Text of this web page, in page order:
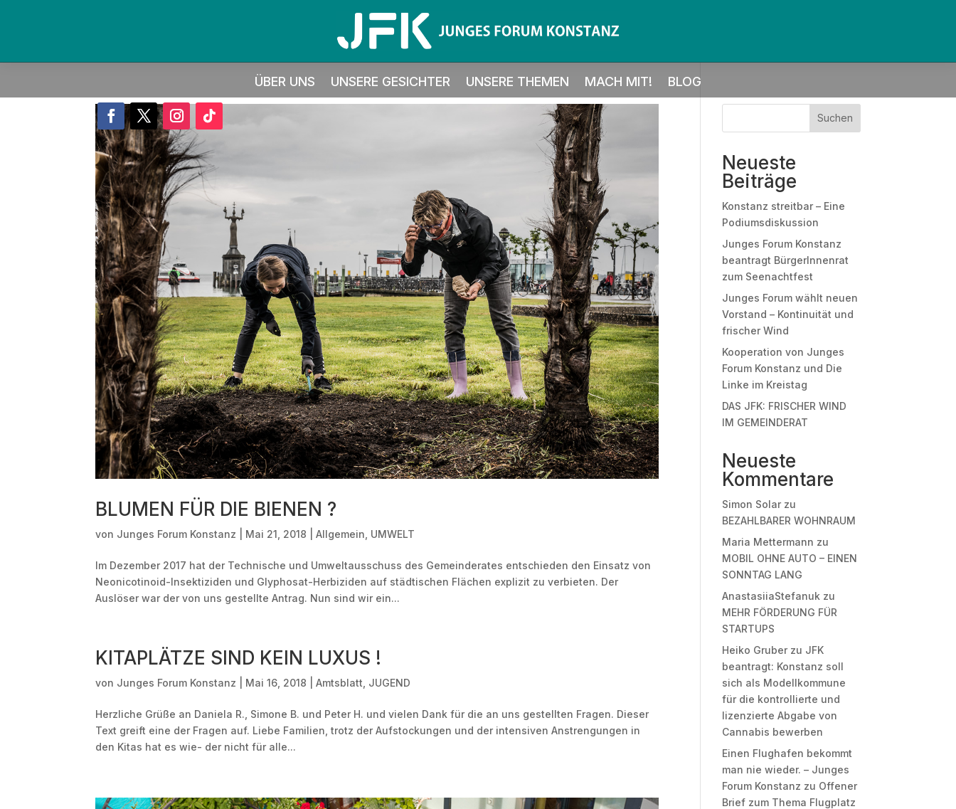
ÜBER UNS UNSERE GESICHTER UNSERE THEMEN MACH MIT! BLOG
BLUMEN FÜR DIE BIENEN ?
von Junges Forum Konstanz Mai 21, 2018 |Allgemein, UMWELT
Im Dezember 2017 hat der Technische und Umweltausschuss des Gemeinderates entschieden den Einsatz von
Neonicotinoid-Insektiziden und Glyphosat-Herbiziden auf städtischen Flächen explizit zu verbieten. Der
Auslöser war der von uns gestellte Antrag. Nun sind wir ein...
KITAPLÄTZE SIND KEIN LUXUS !
von Junges Forum Konstanz Mai 16, 2018 |Amtsblatt, JUGEND
Herzliche Grüße an Daniela R., Simone B. und Peter H. und vielen Dank für die an uns gestellten Fragen. Dieser
Text greift eine der Fragen auf. Liebe Familien, trotz der Aufstockungen und der intensiven Anstrengungen in
den Kitas hat es wie- der nicht für alle...
Suchen
Neueste
Beiträge
Konstanz streitbar – Eine
Podiumsdiskussion
Junges Forum Konstanz
beantragt BürgerInnenrat
zum Seenachtfest
Junges Forum wählt neuen
Vorstand – Kontinuität und
frischer Wind
Kooperation von Junges
Forum Konstanz und Die
Linke im Kreistag
DAS JFK: FRISCHER WIND
IM GEMEINDERAT
Neueste
Kommentare
Simon Solar zu
BEZAHLBARER WOHNRAUM
Maria Mettermann zu
MOBIL OHNE AUTO – EINEN
SONNTAG LANG
AnastasiiaStefanuk zu
MEHR FÖRDERUNG FÜR
STARTUPS
Heiko Gruber zu JFK
beantragt: Konstanz soll
sich als Modellkommune
für die kontrollierte und
lizenzierte Abgabe von
Cannabis bewerben
Einen Flughafen bekommt
man nie wieder. – Junges
Forum Konstanz zu Offener
Brief zum Thema Flugplatz